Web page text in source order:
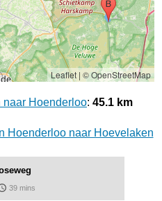
Leaflet| © OpenStreetMap
naar Hoenderloo: 45.1 km
Hoenderloo naar Hoevelaken
39 mins